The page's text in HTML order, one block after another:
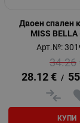
Двоен спален
MISS BELLA
Арт.№:
34.26
28.12 € /
КУПИ